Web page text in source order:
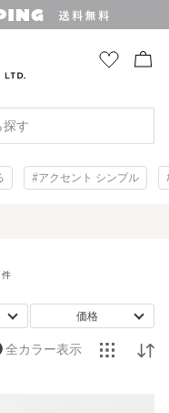
探す
#アクセント シンプル
件
価格
全カラー表示